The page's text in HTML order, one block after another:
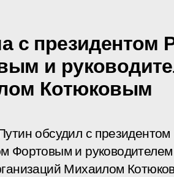
с
и
Котюковым
обсудил с президентом
Фортовым и руководителем
Михаилом